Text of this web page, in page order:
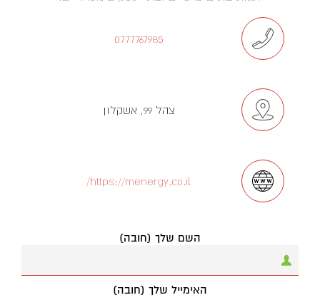
0777767985
צהל 99, אשקלון
https://menergy.co.il/
השם שלך (חובה)
האימייל שלך (חובה)